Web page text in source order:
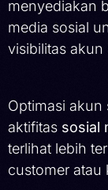
menyediakan
media sosial
visibilitas akun
Optimasi akun
aktifitas sosial
terlihat lebih
customer atau